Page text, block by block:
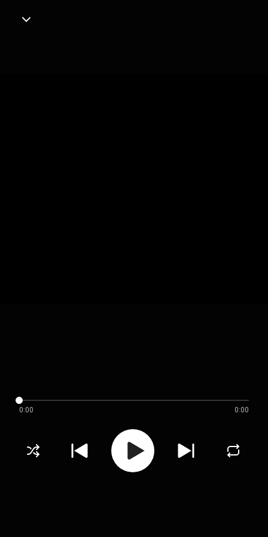
0:00 0:00